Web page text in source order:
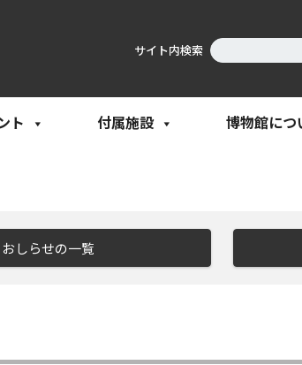
サイト内検索
ト 付属施設 博物館につ
おしらせの一覧